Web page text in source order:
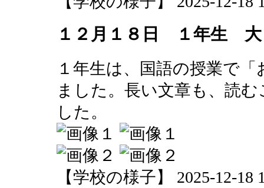
１２月１８日 １年生 大
１年生は、国語の授業で
ました。長い文章も、読
した。
【学校の様子】 2025-12-18